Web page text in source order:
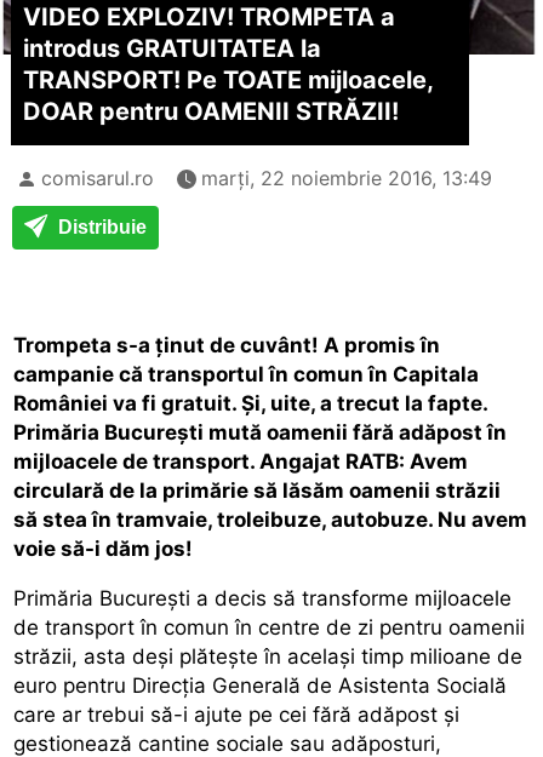
VIDEO EXPLOZIV! TROMPETA a
introdus GRATUITATEA la
TRANSPORT! Pe TOATE mijloacele,
DOAR pentru OAMENII STRĂZII!
comisarul.ro marți, 22 noiembrie 2016, 13:49
Distribuie
Trompeta s-a ținut de cuvânt! A promis în
campanie că transportul în comun în Capitala
României va fi gratuit. Și, uite, a trecut la fapte.
Primăria București mută oamenii fără adăpost în
mijloacele de transport. Angajat RATB: Avem
circulară de la primărie să lăsăm oamenii străzii
să stea în tramvaie, troleibuze, autobuze. Nu avem
voie să-i dăm jos!
Primăria București a decis să transforme mijloacele
de transport în comun în centre de zi pentru oamenii
străzii, asta deși plătește în același timp milioane de
euro pentru Direcția Generală de Asistenta Socială
care ar trebui să-i ajute pe cei fără adăpost și
gestionează cantine sociale sau adăposturi,